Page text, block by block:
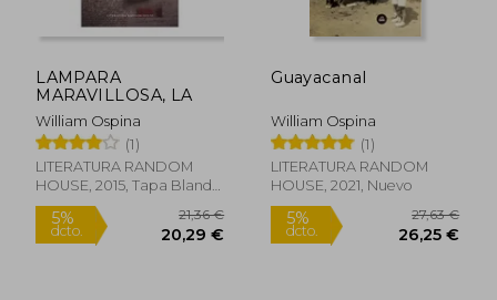
5%
dcto.
26,38 €
25,06 €
5%
dcto.
LAMPARA
MARAVILLOSA, LA
William Ospina
(1)
LITERATURA RANDOM
HOUSE, 2015, Tapa Blanda,
Nuevo
Guayacanal
William Ospina
(1)
LITERATURA RANDOM
HOUSE, 2021, Nuevo